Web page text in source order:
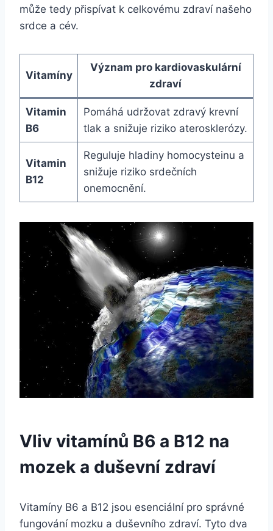
může tedy přispívat k celkovému zdraví našeho
srdce a cév.
Vitamíny
Význam pro kardiovaskulární
zdraví
Vitamin
B6
Pomáhá udržovat zdravý krevní
tlak a snižuje riziko aterosklerózy.
Vitamin
B12
Reguluje hladiny homocysteinu a
snižuje riziko srdečních
onemocnění.
Vliv vitamínů B6 a B12 na
mozek a duševní zdraví
Vitamíny B6 a B12 jsou esenciální pro správné
fungování mozku a duševního zdraví. Tyto dva